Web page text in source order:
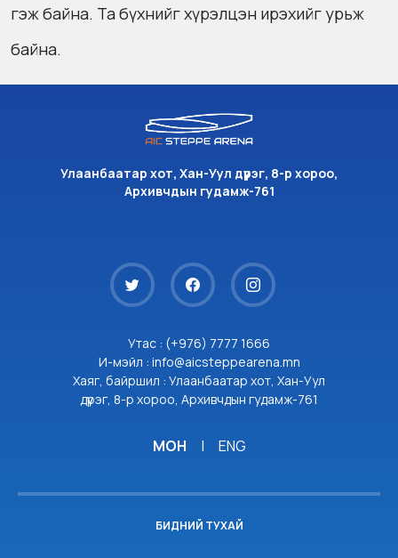
гэж байна. Та бүхнийг хүрэлцэн ирэхийг урьж
байна.
Улаанбаатар хот, Хан-Уул дүүрэг, 8-р хороо,
Архивчдын гудамж-761
Утас : (+976) 7777 1666
И-мэйл : info@aicsteppearena.mn
Хаяг, байршил : Улаанбаатар хот, Хан-Уул
дүүрэг, 8-р хороо, Архивчдын гудамж-761
МОН | ENG
БИДНИЙ ТУХАЙ